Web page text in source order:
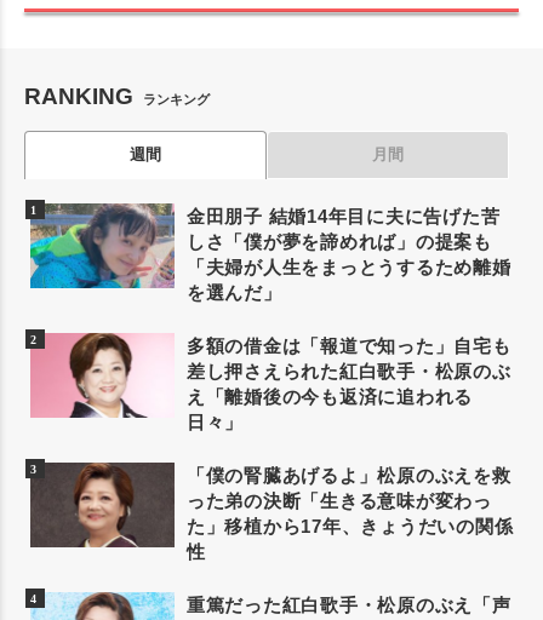
RANKING ランキング
週間 月間
金田朋子 結婚14年目に夫に告げた苦
しさ「僕が夢を諦めれば」の提案も
「夫婦が人生をまっとうするため離婚
を選んだ」
多額の借金は「報道で知った」自宅も
差し押さえられた紅白歌手・松原のぶ
え「離婚後の今も返済に追われる
日々」
「僕の腎臓あげるよ」松原のぶえを救
った弟の決断「生きる意味が変わっ
た」移植から17年、きょうだいの関係
性
重篤だった紅白歌手・松原のぶえ「声